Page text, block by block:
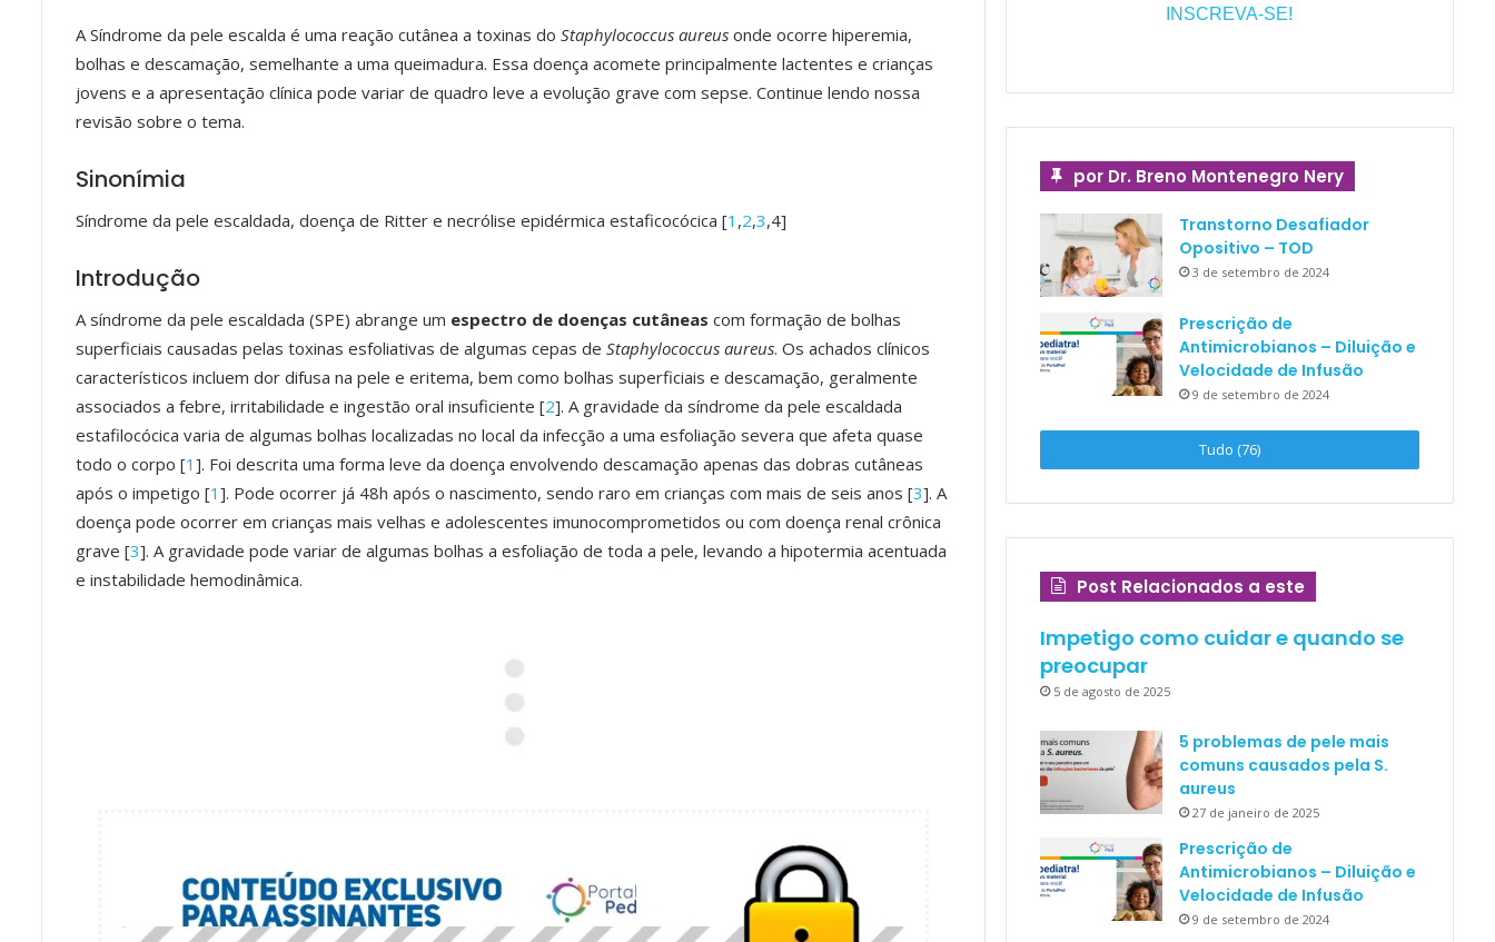
c
e
b
o
o
k
a
t
s
A
p
p
s
s
e
n
e
r
it
t
e
n
k
e
n
a
il
p
y
L
k
a
r
e
A Síndrome da pele escalda é uma reação cutânea a toxinas do Staphylococcus aureus onde ocorre hiperemia,
bolhas e descamação, semelhante a uma queimadura. Essa doença acomete principalmente lactentes e crianças
jovens e a apresentação clínica pode variar de quadro leve a evolução grave com sepse. Continue lendo nossa
revisão sobre o tema.
Sinonímia
Síndrome da pele escaldada, doença de Ritter e necrólise epidérmica estaficocócica [1 ,2,3,4]
Introdução
A síndrome da pele escaldada (SPE) abrange um espectro de doenças cutâneas com formação de bolhas
superficiais causadas pelas toxinas esfoliativas de algumas cepas de Staphylococcus aureus. Os achados clínicos
característicos incluem dor difusa na pele e eritema, bem como bolhas superficiais e descamação, geralmente
associados a febre, irritabilidade e ingestão oral insuficiente [2]. A gravidade da síndrome da pele escaldada
estafilocócica varia de algumas bolhas localizadas no local da infecção a uma esfoliação severa que afeta quase
todo o corpo [1 ]. Foi descrita uma forma leve da doença envolvendo descamação apenas das dobras cutâneas
após o impetigo [1 ]. Pode ocorrer já 48h após o nascimento, sendo raro em crianças com mais de seis anos [3]. A
doença pode ocorrer em crianças mais velhas e adolescentes imunocomprometidos ou com doença renal crônica
grave [3]. A gravidade pode variar de algumas bolhas a esfoliação de toda a pele, levando a hipotermia acentuada
e instabilidade hemodinâmica.
INSCREVA-SE!
por Dr. Breno Montenegro Nery
Transtorno Desafiador
Opositivo – TOD
3 de setembro de 2024
Prescrição de
Antimicrobianos – Diluição e
Velocidade de Infusão
9 de setembro de 2024
Tudo (76)
Post Relacionados a este
Impetigo como cuidar e quando se
preocupar
5 de agosto de 2025
5 problemas de pele mais
comuns causados pela S.
aureus
27 de janeiro de 2025
Prescrição de
Antimicrobianos – Diluição e
Velocidade de Infusão
9 de setembro de 2024